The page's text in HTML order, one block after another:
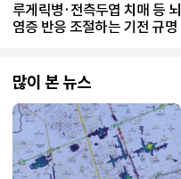
루게릭병·전측두엽 치매 등 뇌
염증 반응 조절하는 기전 규명
많이 본 뉴스